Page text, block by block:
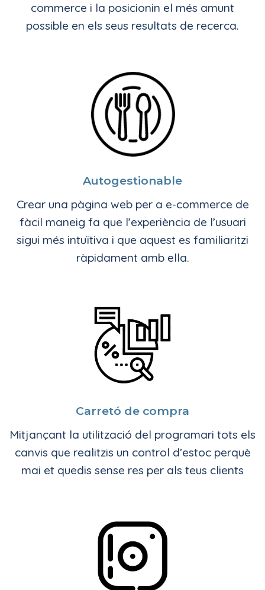
commerce i la posicionin el més amunt
possible en els seus resultats de recerca.
Autogestionable
Crear una pàgina web per a e-commerce de
fàcil maneig fa que l’experiència de l’usuari
sigui més intuïtiva i que aquest es familiaritzi
ràpidament amb ella.
Carretó de compra
Mitjançant la utilització del programari tots els
canvis que realitzis un control d’estoc perquè
mai et quedis sense res per als teus clients